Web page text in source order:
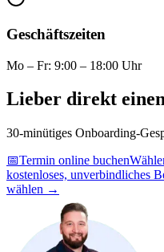
Geschäftszeiten
Mo – Fr: 9:00 – 18:00 Uhr
Lieber direkt
30-minütiges Onboarding-
📅Termin online buchen
kostenloses, unverbindliches
wählen →